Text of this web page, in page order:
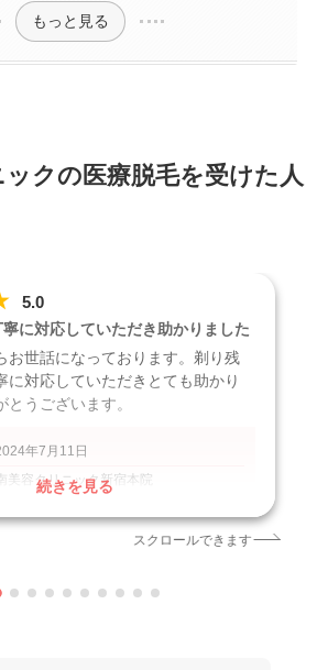
もっと見る
クの医療脱毛を受けた人
5.0
に対応していただき助かりました
お世話になっております。剃り残
に対応していただきとても助かり
とうございます。
年7月11日
美容クリニック新宿本院
NqcZgfeNqB78bGAf6
続きを見る
スクロールできます